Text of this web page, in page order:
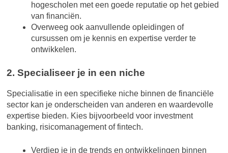
hogescholen met een goede reputatie op het gebied
van financiën.
Overweeg ook aanvullende opleidingen of
cursussen om je kennis en expertise verder te
ontwikkelen.
2. Specialiseer je in een niche
Specialisatie in een specifieke niche binnen de financiële
sector kan je onderscheiden van anderen en waardevolle
expertise bieden. Kies bijvoorbeeld voor investment
banking, risicomanagement of fintech.
Verdiep je in de trends en ontwikkelingen binnen